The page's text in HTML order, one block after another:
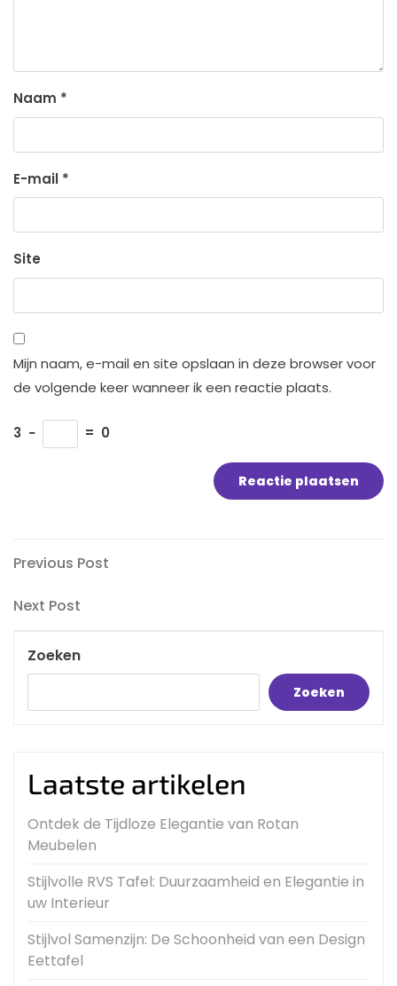
Naam *
E-mail *
Site
Mijn naam, e-mail en site opslaan in deze browser voor
de volgende keer wanneer ik een reactie plaats.
3 − = 0
Bericht
navigatie
Previous
Previous Post
Next
Next Post
Zoeken
Zoeken
Laatste artikelen
Ontdek de Tijdloze Elegantie van Rotan
Meubelen
Stijlvolle RVS Tafel: Duurzaamheid en Elegantie in
uw Interieur
Stijlvol Samenzijn: De Schoonheid van een Design
Eettafel